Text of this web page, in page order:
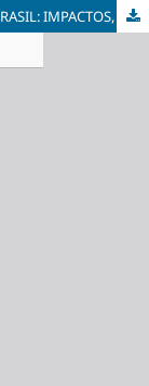
POLÍTICA DE ASSISTÊNCIA ESTUDANTIL NO BRASIL: IMPACTOS, DESAFIOS E PERSPECTIVAS PARA O BEM-ESTAR DOS ESTUDANTES UNIVERSITÁRIOS